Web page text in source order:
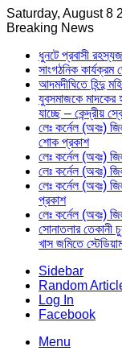
Saturday, August 8
Breaking News
ধুনটে প্রবাসী
সাংগঠনিক কার্যক্রম
আদমদীঘিতে হিন্দু
যুবসমাজকে মাদকের
যাচ্ছে – কেন্দ্রীয়
লেঃ কর্নেল (অবঃ)
শোক প্রকাশ
লেঃ কর্নেল (অবঃ)
লেঃ কর্নেল (অবঃ)
লেঃ কর্নেল (অবঃ)
প্রকাশ
লেঃ কর্নেল (অবঃ)
সোনাতলার তেকানী
খাস জমিতে
Sidebar
Random
Log In
Facebook
Menu